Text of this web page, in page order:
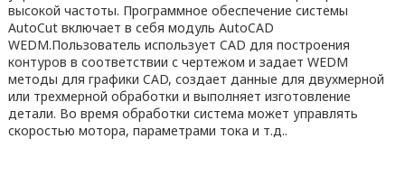
высокой частоты. Программное обеспечение системы
AutoCut включает в себя модуль AutoCAD
WEDM.Пользователь использует CAD для построения
контуров в соответствии с чертежом и задает WEDM
методы для графики CAD, создает данные для двухмерной
или трехмерной обработки и выполняет изготовление
детали. Во время обработки система может управлять
скоростью мотора, параметрами тока и т.д..